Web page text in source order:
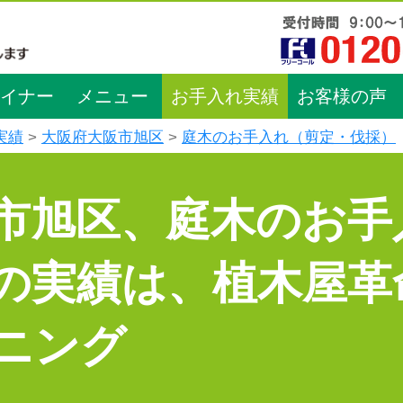
ナー メニュー お手入れ実績 お客様の声
績 大阪府大阪市旭区 庭木のお手入れ（剪定・伐採）
旭区、庭木のお
実績は、植木屋
ング